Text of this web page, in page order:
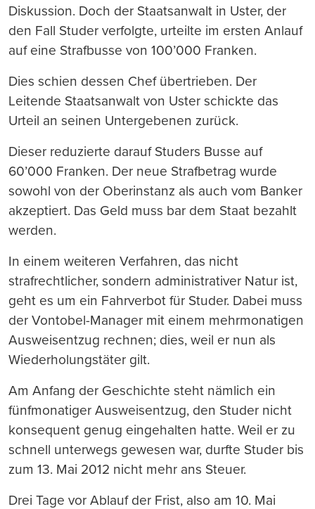
Diskussion. Doch der Staatsanwalt in Uster, der
den Fall Studer verfolgte, urteilte im ersten Anlauf
auf eine Strafbusse von 100’000 Franken.
Dies schien dessen Chef übertrieben. Der
Leitende Staatsanwalt von Uster schickte das
Urteil an seinen Untergebenen zurück.
Dieser reduzierte darauf Studers Busse auf
60’000 Franken. Der neue Strafbetrag wurde
sowohl von der Oberinstanz als auch vom Banker
akzeptiert. Das Geld muss bar dem Staat bezahlt
werden.
In einem weiteren Verfahren, das nicht
strafrechtlicher, sondern administrativer Natur ist,
geht es um ein Fahrverbot für Studer. Dabei muss
der Vontobel-Manager mit einem mehrmonatigen
Ausweisentzug rechnen; dies, weil er nun als
Wiederholungstäter gilt.
Am Anfang der Geschichte steht nämlich ein
fünfmonatiger Ausweisentzug, den Studer nicht
konsequent genug eingehalten hatte. Weil er zu
schnell unterwegs gewesen war, durfte Studer bis
zum 13. Mai 2012 nicht mehr ans Steuer.
Drei Tage vor Ablauf der Frist, also am 10. Mai